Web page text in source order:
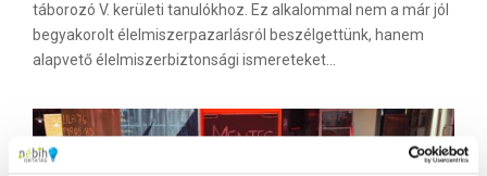
táborozó V. kerületi tanulókhoz. Ez alkalommal nem a már jól
begyakorolt élelmiszerpazarlásról beszélgettünk, hanem
alapvető élelmiszerbiztonsági ismereteket...